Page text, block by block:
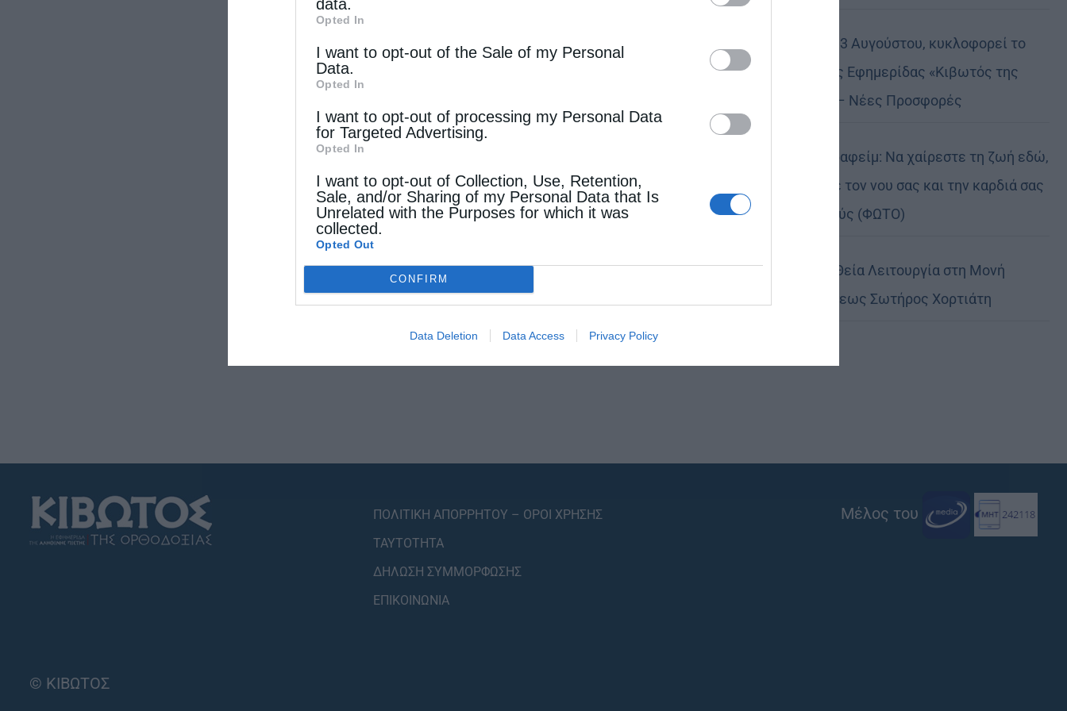
data.
Opted In
I want to opt-out of the Sale of my Personal
Data.
Opted In
I want to opt-out of processing my Personal Data
for Targeted Advertising.
Opted In
I want to opt-out of Collection, Use, Retention,
Sale, and/or Sharing of my Personal Data that Is
Unrelated with the Purposes for which it was
collected.
Opted Out
CONFIRM
Data Deletion Data Access Privacy Policy
Την Πέμπτη, 13 Αυγούστου, κυκλοφορεί το
νέο φύλλο της Εφημερίδας «Κιβωτός της
Ορθοδοξίας» – Νέες Προσφορές
Πειραιώς Σεραφείμ: Να χαίρεστε τη ζωή εδώ,
αλλά να έχετε τον νου σας και την καρδιά σας
στους ουρανούς (ΦΩΤΟ)
Αρχιερατική Θεία Λειτουργία στη Μονή
Μεταμορφώσεως Σωτήρος Χορτιάτη
ΠΟΛΙΤΙΚΗ ΑΠΟΡΡΗΤΟΥ – ΟΡΟΙ ΧΡΗΣΗΣ
ΤΑΥΤΟΤΗΤΑ
ΔΗΛΩΣΗ ΣΥΜΜΟΡΦΩΣΗΣ
ΕΠΙΚΟΙΝΩΝΙΑ
Μέλος του
© ΚΙΒΩΤΟΣ